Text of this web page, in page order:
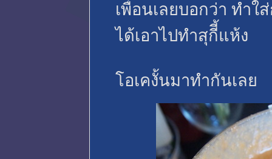
เพื่อนเลยบอกว่า ทำใ
ได้เอาไปทำสุกีี้แห้ง
โอเคงั้นมาทำกันเลย